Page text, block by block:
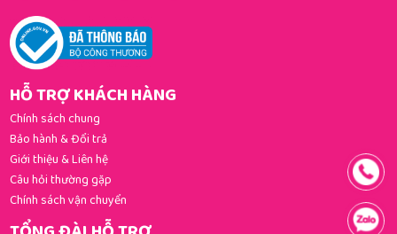
HỖ TRỢ KHÁCH HÀNG
Chính sách chung
Bảo hành & Đổi trả
Giới thiệu & Liên hệ
Câu hỏi thường gặp
Chính sách vận chuyển